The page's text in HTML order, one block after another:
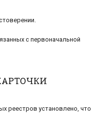
с первоначальной
реестров установлено, что